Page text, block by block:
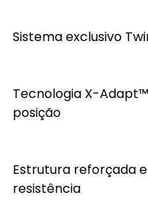
Sistema exclusivo
Tecnologia X-
posição
Estrutura reforçada
resistência